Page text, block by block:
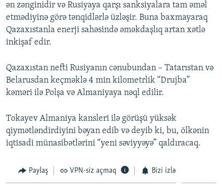
ən zənginidir və Rusiyaya qarşı sanksiyalara tam əməl
etmədiyinə görə tənqidlərlə üzləşir. Buna baxmayaraq
Qazaxıstanla enerji sahəsində əməkdaşlıq artan xətlə
inkişaf edir.
Qazaxıstan nefti Rusiyanın cənubundan – Tatarıstan və
Belarusdan keçməklə 4 min kilometrlik “Drujba”
kəməri ilə Polşa və Almaniyaya nəql edilir.
Tokayev Almaniya kansleri ilə görüşü yüksək
qiymətləndirdiyini bəyan edib və deyib ki, bu, ölkənin
iqtisadi münasibətlərini “yeni səviyyəyə” qaldıracaq.
Paylaş VPN-siz açmaq Bizi izlə